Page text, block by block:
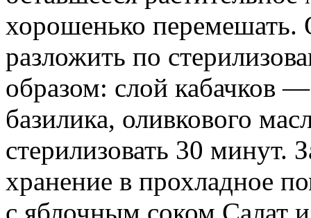
хорошенько перемешать.
разложить по
образом: слой кабачков
базилика, оливкового
стерилизовать 30 минут.
хранение в прохладное
с яблочным соком Салат